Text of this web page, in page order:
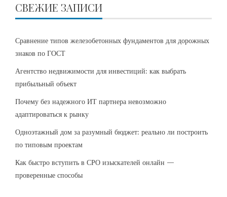
СВЕЖИЕ ЗАПИСИ
Сравнение типов железобетонных фундаментов для дорожных
знаков по ГОСТ
Агентство недвижимости для инвестиций: как выбрать
прибыльный объект
Почему без надежного ИТ партнера невозможно
адаптироваться к рынку
Одноэтажный дом за разумный бюджет: реально ли построить
по типовым проектам
Как быстро вступить в СРО изыскателей онлайн —
проверенные способы